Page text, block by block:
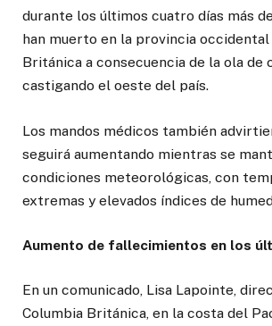
durante los últimos cuatro días más
han muerto en la provincia occidental
Británica a consecuencia de la ola de
castigando el oeste del país.
Los mandos médicos también
seguirá aumentando mientras se
condiciones meteorológicas, con
extremas y elevados índices de
Aumento de fallecimientos en los
En un comunicado, Lisa Lapointe,
Columbia Británica, en la costa del